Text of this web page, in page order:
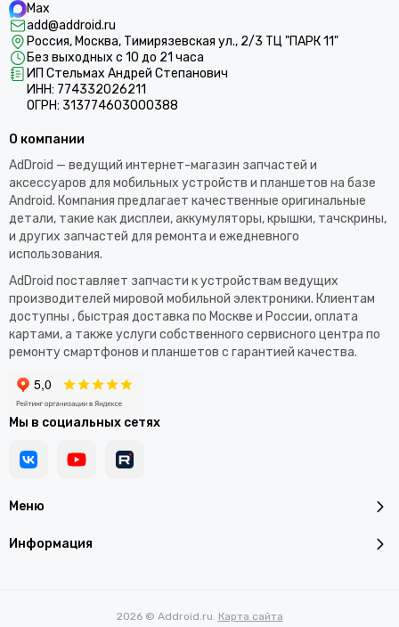
Max
add@addroid.ru
Россия, Москва, Тимирязевская ул., 2/3 ТЦ "ПАРК 11"
Без выходных с 10 до 21 часа
ИП Стельмах Андрей Степанович
ИНН: 774332026211
ОГРН: 313774603000388
Меню
Информация
О компании
AdDroid — ведущий интернет-магазин запчастей и
аксессуаров для мобильных устройств и планшетов на базе
Android. Компания предлагает качественные оригинальные
детали, такие как дисплеи, аккумуляторы, крышки, тачскрины,
и других запчастей для ремонта и ежедневного
использования.​
AdDroid поставляет запчасти к устройствам ведущих
производителей мировой мобильной электроники. Клиентам
доступны , быстрая доставка по Москве и России, оплата
картами, а также услуги собственного сервисного центра по
ремонту смартфонов и планшетов с гарантией качества.
Мы в социальных сетях
2026 © Addroid.ru. Карта сайта